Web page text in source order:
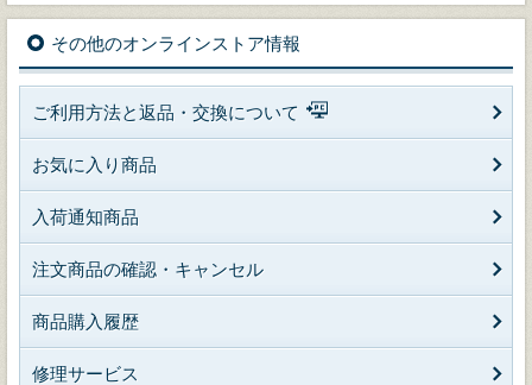
その他のオンラインストア情報
ご利用方法と返品・交換について
お気に入り商品
入荷通知商品
注文商品の確認・キャンセル
商品購入履歴
修理サービス